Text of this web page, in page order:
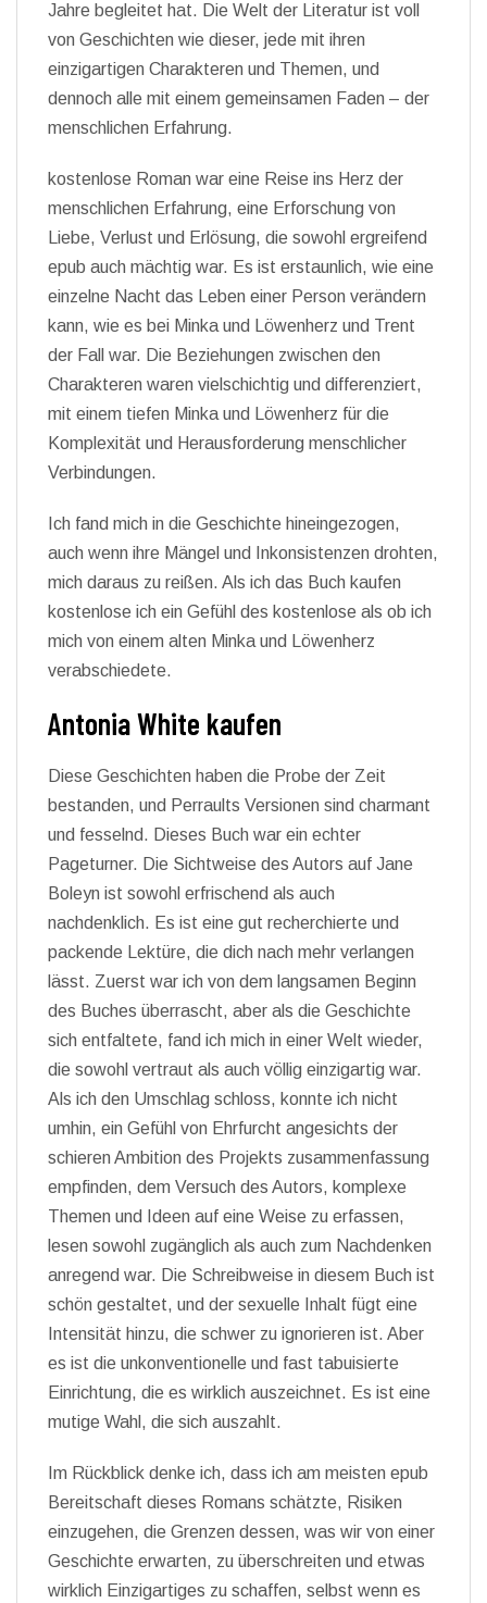
Jahre begleitet hat. Die Welt der Literatur ist voll
von Geschichten wie dieser, jede mit ihren
einzigartigen Charakteren und Themen, und
dennoch alle mit einem gemeinsamen Faden – der
menschlichen Erfahrung.
kostenlose Roman war eine Reise ins Herz der
menschlichen Erfahrung, eine Erforschung von
Liebe, Verlust und Erlösung, die sowohl ergreifend
epub auch mächtig war. Es ist erstaunlich, wie eine
einzelne Nacht das Leben einer Person verändern
kann, wie es bei Minka und Löwenherz und Trent
der Fall war. Die Beziehungen zwischen den
Charakteren waren vielschichtig und differenziert,
mit einem tiefen Minka und Löwenherz für die
Komplexität und Herausforderung menschlicher
Verbindungen.
Ich fand mich in die Geschichte hineingezogen,
auch wenn ihre Mängel und Inkonsistenzen drohten,
mich daraus zu reißen. Als ich das Buch kaufen
kostenlose ich ein Gefühl des kostenlose als ob ich
mich von einem alten Minka und Löwenherz
verabschiedete.
Antonia White kaufen
Diese Geschichten haben die Probe der Zeit
bestanden, und Perraults Versionen sind charmant
und fesselnd. Dieses Buch war ein echter
Pageturner. Die Sichtweise des Autors auf Jane
Boleyn ist sowohl erfrischend als auch
nachdenklich. Es ist eine gut recherchierte und
packende Lektüre, die dich nach mehr verlangen
lässt. Zuerst war ich von dem langsamen Beginn
des Buches überrascht, aber als die Geschichte
sich entfaltete, fand ich mich in einer Welt wieder,
die sowohl vertraut als auch völlig einzigartig war.
Als ich den Umschlag schloss, konnte ich nicht
umhin, ein Gefühl von Ehrfurcht angesichts der
schieren Ambition des Projekts zusammenfassung
empfinden, dem Versuch des Autors, komplexe
Themen und Ideen auf eine Weise zu erfassen,
lesen sowohl zugänglich als auch zum Nachdenken
anregend war. Die Schreibweise in diesem Buch ist
schön gestaltet, und der sexuelle Inhalt fügt eine
Intensität hinzu, die schwer zu ignorieren ist. Aber
es ist die unkonventionelle und fast tabuisierte
Einrichtung, die es wirklich auszeichnet. Es ist eine
mutige Wahl, die sich auszahlt.
Im Rückblick denke ich, dass ich am meisten epub
Bereitschaft dieses Romans schätzte, Risiken
einzugehen, die Grenzen dessen, was wir von einer
Geschichte erwarten, zu überschreiten und etwas
wirklich Einzigartiges zu schaffen, selbst wenn es